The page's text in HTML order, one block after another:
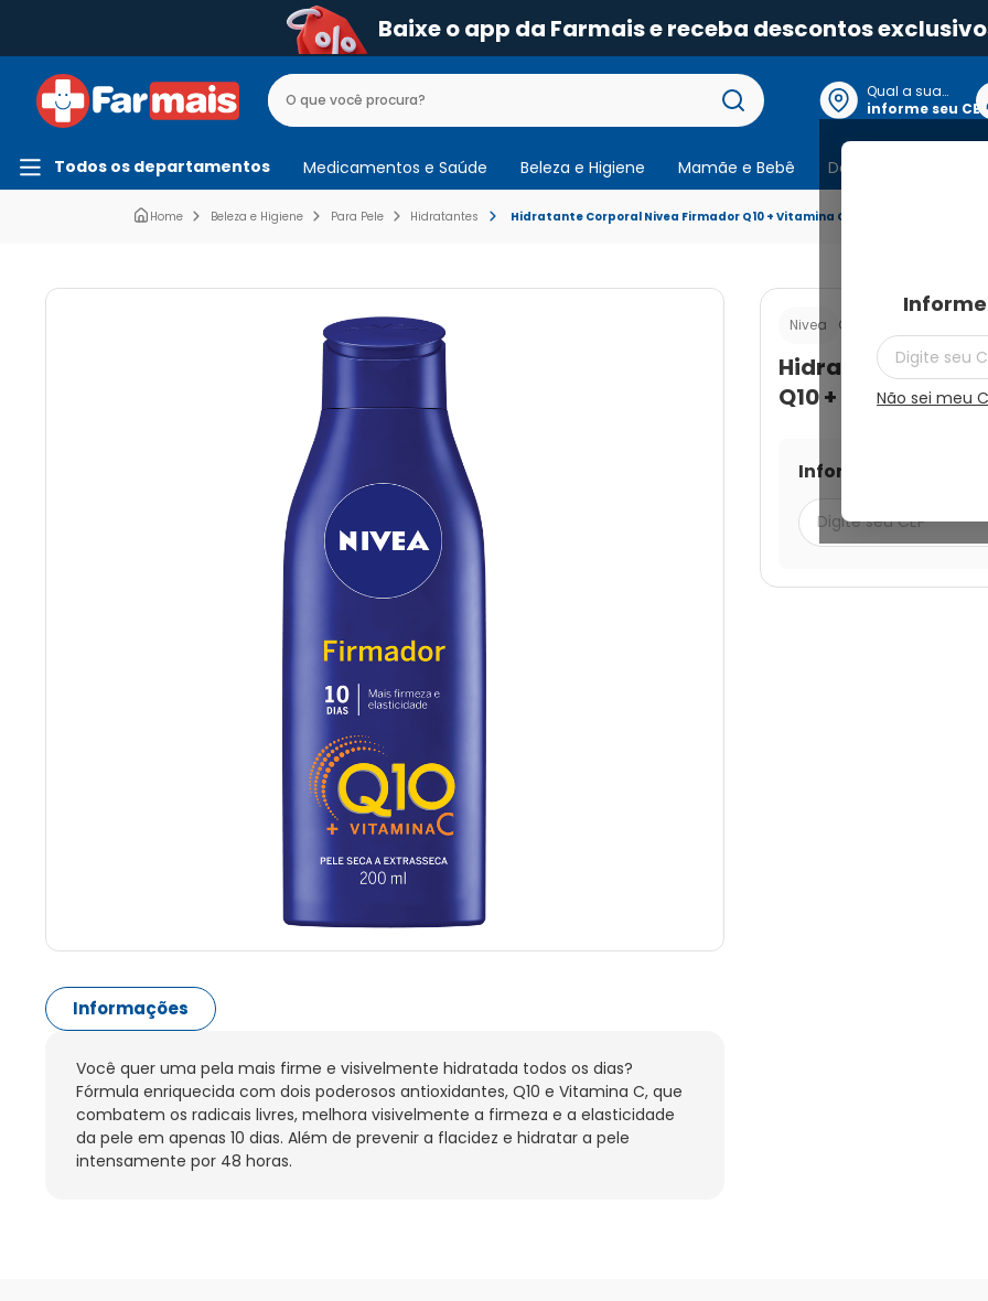
Baixe o app da Farmais e receba descontos
Qual a sua
localização?
informe seu CEP
Não sei meu
Todos os departamentos Medicamentos e Saúde Beleza e Higiene Mamãe e Bebê Dermocosmeticos
Beleza e Higiene Para Pele Hidratantes Hidratante Corporal Nivea Firmador Q10 + Vitamina C Pele Seca 200ml
Informações
Você quer uma pela mais firme e visivelmente hidratada todos os dias?
Fórmula enriquecida com dois poderosos antioxidantes, Q10 e Vitamina C, que
combatem os radicais livres, melhora visivelmente a firmeza e a elasticidade
da pele em apenas 10 dias. Além de prevenir a flacidez e hidratar a pele
intensamente por 48 horas.
Nivea Cod.:
Hidratante
Q10 + Vitamina C
Informe seu CEP